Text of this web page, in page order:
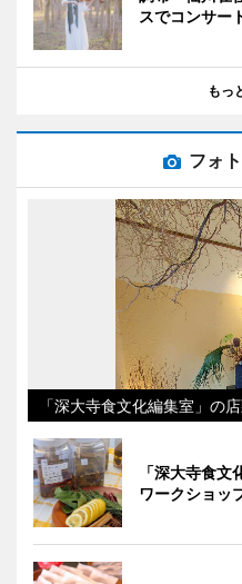
スでコンサー
もっ
フォ
「深大寺食文化編集室」の
「深大寺食
ワークショッ